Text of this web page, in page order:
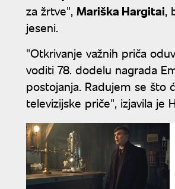
za žrtve", Mariška Hargitai,
jeseni.
"Otkrivanje važnih priča
voditi 78. dodelu nagrada
postojanja. Radujem se što
televizijske priče", izjavila je